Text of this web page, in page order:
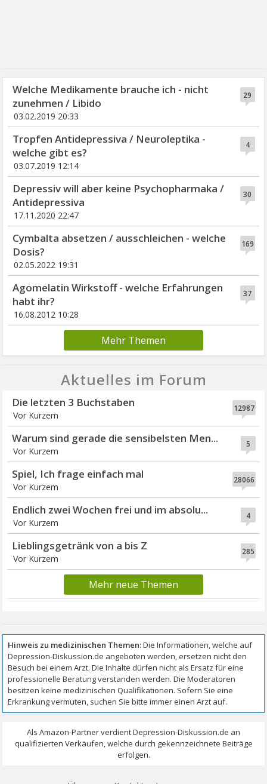
29
Welche Medikamente brauche ich - nicht
zunehmen / Libido
03.02.2019 20:33
4
Tropfen Antidepressiva / Neuroleptika -
welche gibt es?
03.07.2019 12:14
30
Depressiv will aber keine Psychopharmaka /
Antidepressiva
17.11.2020 22:47
169
Cymbalta absetzen / ausschleichen - welche
Dosis?
02.05.2022 19:31
37
Agomelatin Wirkstoff - welche Erfahrungen
habt ihr?
16.08.2012 10:28
Mehr Themen
Aktuelles im Forum
12987
Die letzten 3 Buchstaben
Vor Kurzem
5
Warum sind gerade die sensibelsten Men...
Vor Kurzem
28066
Spiel, Ich frage einfach mal
Vor Kurzem
4
Endlich zwei Wochen frei und im absolu...
Vor Kurzem
285
Lieblingsgetränk von a bis Z
Vor Kurzem
Mehr neue Themen